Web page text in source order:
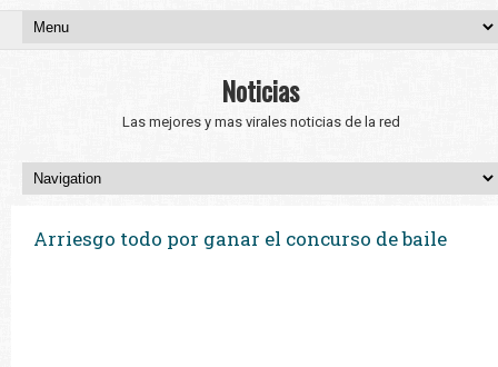
Noticias
Las mejores y mas virales noticias de la red
Arriesgo todo por ganar el concurso de baile